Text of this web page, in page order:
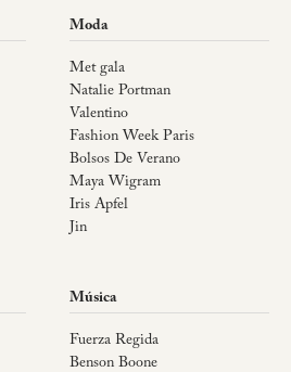
Moda
Met gala
Natalie Portman
Valentino
Fashion Week Paris
Bolsos De Verano
Maya Wigram
Iris Apfel
Jin
Música
Fuerza Regida
Benson Boone